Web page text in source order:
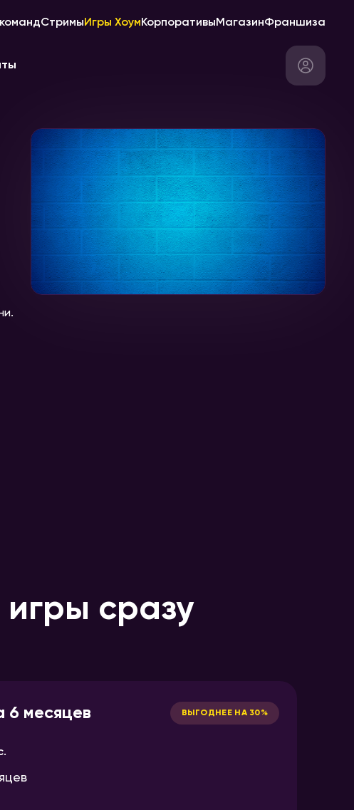
СтримыИгры ХоумКорпоративыМагазинФраншиза
сразу
6 месяцев ВЫГОДНЕЕ НА 30%